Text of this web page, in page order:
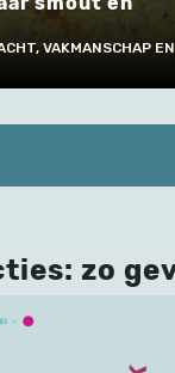
, MUZIEK
AMBACHT,
zo